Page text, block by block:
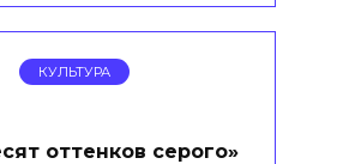
КУЛЬТУРА
оттенков серого»